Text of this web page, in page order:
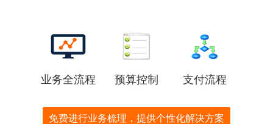
业务全流程 预算控制 支付流程
免费进行业务梳理，提供个性化解决方案